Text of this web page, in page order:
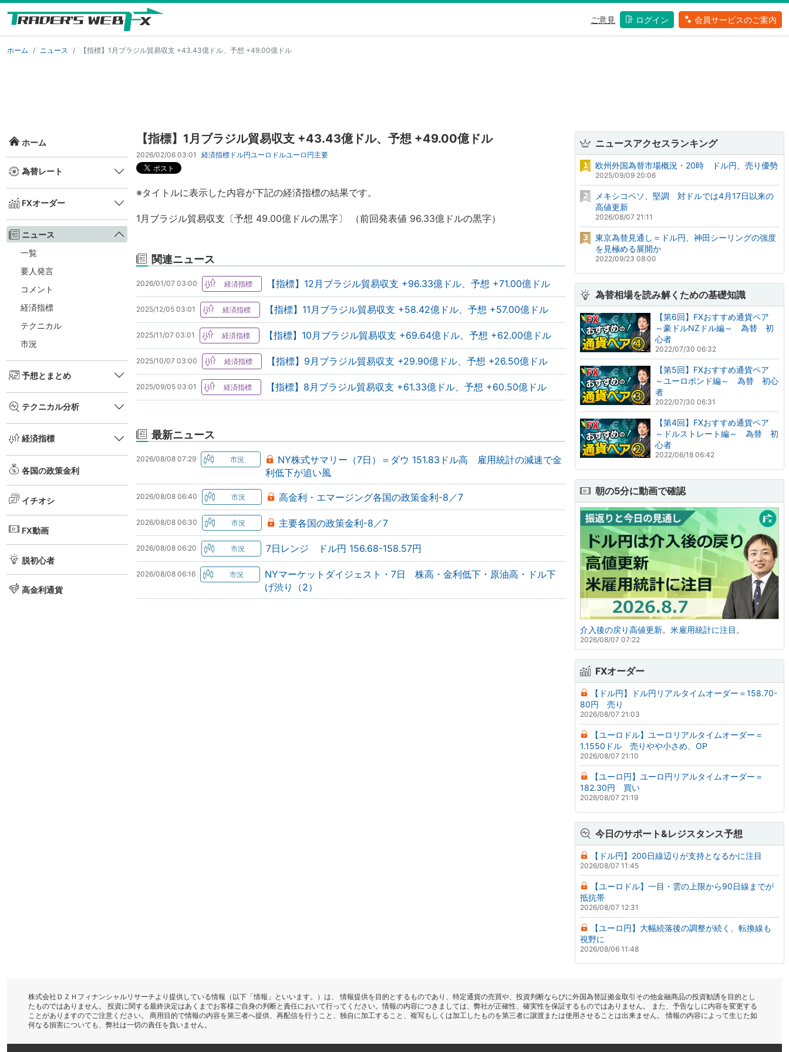
ご意見 ログイン 会員サービスのご案内
ホーム ニュース 【指標】1月ブラジル貿易収支 +43.43億ドル、予想 +49.00億ドル
ホーム
為替レート
FXオーダー
ニュース
一覧
要人発言
コメント
経済指標
テクニカル
市況
予想とまとめ
テクニカル分析
経済指標
各国の政策金利
イチオシ
FX動画
脱初心者
高金利通貨
【指標】1月ブラジル貿易収支 +43.43億ドル、予想 +49.00億ドル
2026/02/06 03:01 経済指標 ドル円ユーロドルユーロ円主要
※タイトルに表示した内容が下記の経済指標の結果です。
1月ブラジル貿易収支〔予想 49.00億ドルの黒字〕 （前回発表値 96.33億ドルの黒字）
関連ニュース
2026/01/07 03:00 【指標】12月ブラジル貿易収支 +96.33億ドル、予想 +71.00億ドル
2025/12/05 03:01 【指標】11月ブラジル貿易収支 +58.42億ドル、予想 +57.00億ドル
2025/11/07 03:01 【指標】10月ブラジル貿易収支 +69.64億ドル、予想 +62.00億ドル
2025/10/07 03:00 【指標】9月ブラジル貿易収支 +29.90億ドル、予想 +26.50億ドル
2025/09/05 03:01 【指標】8月ブラジル貿易収支 +61.33億ドル、予想 +60.50億ドル
最新ニュース
2026/08/08 07:29
NY株式サマリー（7日）＝ダウ 151.83ドル高 雇用統計の減速で金
利低下が追い風
2026/08/08 06:40 高金利・エマージング各国の政策金利-8／7
2026/08/08 06:30 主要各国の政策金利-8／7
2026/08/08 06:20 7日レンジ ドル円 156.68-158.57円
2026/08/08 06:16
NYマーケットダイジェスト・7日 株高・金利低下・原油高・ドル下
げ渋り（2）
ニュースアクセスランキング
欧州外国為替市場概況・20時 ドル円、売り優勢
2025/09/09 20:06
メキシコペソ、堅調 対ドルでは4月17日以来の
高値更新
2026/08/07 21:11
東京為替見通し＝ドル円、神田シーリングの強度
を見極める展開か
2022/09/23 08:00
為替相場を読み解くための基礎知識
【第6回】FXおすすめ通貨ペア
～豪ドルNZドル編～ 為替 初
心者
2022/07/30 06:32
【第5回】FXおすすめ通貨ペア
～ユーロポンド編～ 為替 初心
者
2022/07/30 06:31
【第4回】FXおすすめ通貨ペア
～ドルストレート編～ 為替 初
心者
2022/06/18 06:42
朝の5分に動画で確認
介入後の戻り高値更新。米雇用統計に注目。
2026/08/07 07:22
FXオーダー
【ドル円】ドル円リアルタイムオーダー＝158.70-
80円 売り
2026/08/07 21:03
【ユーロドル】ユーロリアルタイムオーダー＝
1.1550ドル 売りやや小さめ、OP
2026/08/07 21:10
【ユーロ円】ユーロ円リアルタイムオーダー＝
182.30円 買い
2026/08/07 21:19
今日のサポート&レジスタンス予想
【ドル円】200日線辺りが支持となるかに注目
2026/08/07 11:45
【ユーロドル】一目・雲の上限から90日線までが
抵抗帯
2026/08/07 12:31
【ユーロ円】大幅続落後の調整が続く、転換線も
視野に
2026/08/06 11:48
株式会社ＤＺＨフィナンシャルリサーチより提供している情報（以下「情報」といいます。）は、 情報提供を目的とするものであり、特定通貨の売買や、投資判断ならびに外国為替証拠金取引その他金融商品の投資勧誘を目的とし
たものではありません。 投資に関する最終決定はあくまでお客様ご自身の判断と責任において行ってください。情報の内容につきましては、弊社が正確性、確実性を保証するものではありません。 また、予告なしに内容を変更する
ことがありますのでご注意ください。 商用目的で情報の内容を第三者へ提供、再配信を行うこと、独自に加工すること、複写もしくは加工したものを第三者に譲渡または使用させることは出来ません。 情報の内容によって生じた如
何なる損害についても、弊社は一切の責任を負いません。